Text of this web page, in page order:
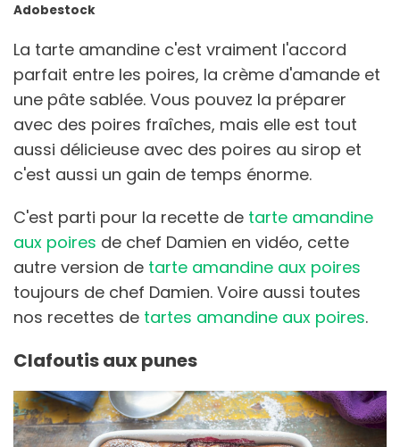
Adobestock
La tarte amandine c'est vraiment l'accord
parfait entre les poires, la crème d'amande et
une pâte sablée. Vous pouvez la préparer
avec des poires fraîches, mais elle est tout
aussi délicieuse avec des poires au sirop et
c'est aussi un gain de temps énorme.
C'est parti pour la recette de tarte amandine
aux poires de chef Damien en vidéo, cette
autre version de tarte amandine aux poires
toujours de chef Damien. Voire aussi toutes
nos recettes de tartes amandine aux poires.
Clafoutis aux punes